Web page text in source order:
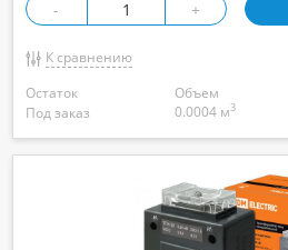
- +
К сравнению
Остаток
Под заказ
Объем
0.0004 м3